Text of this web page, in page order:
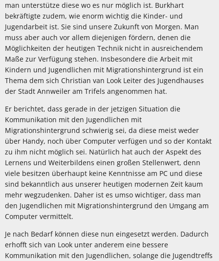
man unterstütze diese wo es nur möglich ist. Burkhart
bekräftigte zudem, wie enorm wichtig die Kinder- und
Jugendarbeit ist. Sie sind unsere Zukunft von Morgen. Man
muss aber auch vor allem diejenigen fördern, denen die
Möglichkeiten der heutigen Technik nicht in ausreichendem
Maße zur Verfügung stehen. Insbesondere die Arbeit mit
Kindern und Jugendlichen mit Migrationshintergrund ist ein
Thema dem sich Christian van Look Leiter des Jugendhauses
der Stadt Annweiler am Trifels angenommen hat.
Er berichtet, dass gerade in der jetzigen Situation die
Kommunikation mit den Jugendlichen mit
Migrationshintergrund schwierig sei, da diese meist weder
über Handy, noch über Computer verfügen und so der Kontakt
zu ihm nicht möglich sei. Natürlich hat auch der Aspekt des
Lernens und Weiterbildens einen großen Stellenwert, denn
viele besitzen überhaupt keine Kenntnisse am PC und diese
sind bekanntlich aus unserer heutigen modernen Zeit kaum
mehr wegzudenken. Daher ist es umso wichtiger, dass man
den Jugendlichen mit Migrationshintergrund den Umgang am
Computer vermittelt.
Je nach Bedarf können diese nun eingesetzt werden. Dadurch
erhofft sich van Look unter anderem eine bessere
Kommunikation mit den Jugendlichen, solange die Jugendtreffs